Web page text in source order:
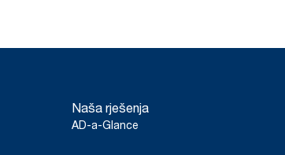
Naša rješenja
AD-a-Glance